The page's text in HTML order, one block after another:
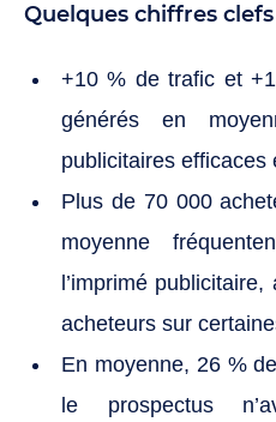
Quelques chiffres clefs
+10 % de trafic et
générés en
publicitaires efficaces
Plus de 70 000
moyenne
l’imprimé
acheteurs sur
En moyenne, 26 %
le prospectus